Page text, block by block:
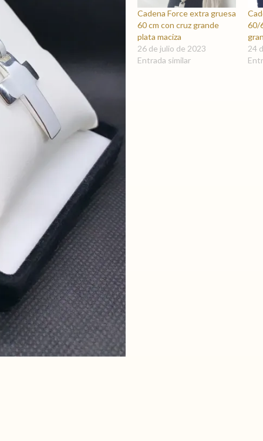
Cadena Force extra gruesa
60 cm con cruz grande
plata maciza
26 de julio de 2023
Entrada similar
60/
24